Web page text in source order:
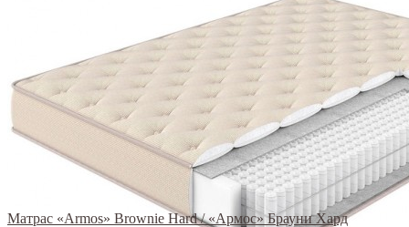
Матрас «Armos» Brownie Hard / «Армос» Брауни Хард